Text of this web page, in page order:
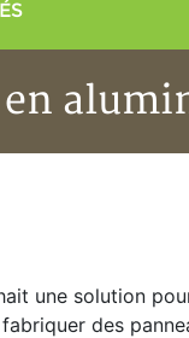
une solution
des